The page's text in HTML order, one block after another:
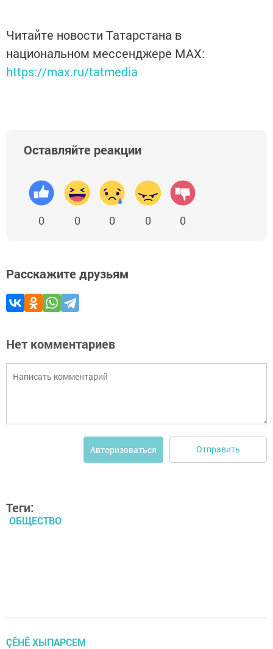
Читайте новости Татарстана в
национальном мессенджере MАХ:
https://max.ru/tatmedia
Оставляйте реакции
0 0 0 0 0
Расскажите друзьям
Нет комментариев
Авторизоваться Отправить
Теги:
ОБЩЕСТВО
ÇӖНӖ ХЫПАРСЕМ